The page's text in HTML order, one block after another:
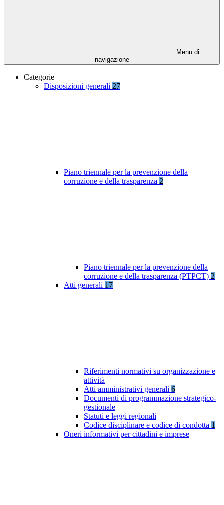
Menu di
navigazione
Categorie
Disposizioni generali 27
Piano triennale per la prevenzione della
corruzione e della trasparenza 2
Piano triennale per la prevenzione della
corruzione e della trasparenza (PTPCT) 2
Atti generali 17
Riferimenti normativi su organizzazione e
attività
Atti amministrativi generali 6
Documenti di programmazione strategico-
gestionale
Statuti e leggi regionali
Codice disciplinare e codice di condotta 1
Oneri informativi per cittadini e imprese